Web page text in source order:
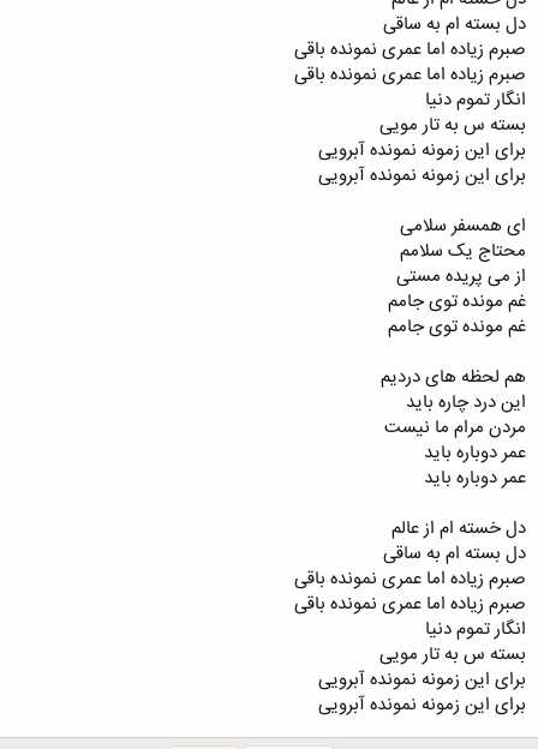
دل بسته ام به ساقی
صبرم زیاده اما عمری نمونده باقی
صبرم زیاده اما عمری نمونده باقی
انگار تموم دنیا
بسته س به تار مویی
برای این زمونه نمونده آبرویی
برای این زمونه نمونده آبرویی
ای همسفر سلامی
محتاج یک سلامم
از می پریده مستی
غم مونده توی جامم
غم مونده توی جامم
هم لحظه های دردیم
این درد چاره باید
مردن مرام ما نیست
عمر دوباره باید
عمر دوباره باید
دل خسته ام از عالم
دل بسته ام به ساقی
صبرم زیاده اما عمری نمونده باقی
صبرم زیاده اما عمری نمونده باقی
انگار تموم دنیا
بسته س به تار مویی
برای این زمونه نمونده آبرویی
برای این زمونه نمونده آبرویی